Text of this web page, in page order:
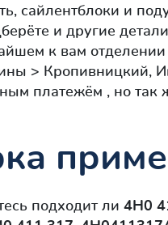
сайлентблоки и
и другие
к вам
> Кропивницкий,
платежём , но так
подходит ли 4H0